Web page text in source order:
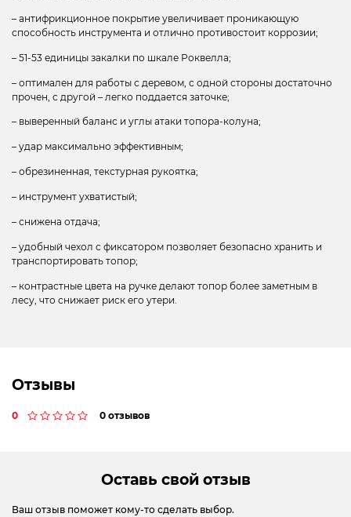
– антифрикционное покрытие увеличивает проникающую
способность инструмента и отлично противостоит коррозии;
– 51-53 единицы закалки по шкале Роквелла;
– оптимален для работы с деревом, с одной стороны достаточно
прочен, с другой – легко поддается заточке;
– выверенный баланс и углы атаки топора-колуна;
– удар максимально эффективным;
– обрезиненная, текстурная рукоятка;
– инструмент ухватистый;
– снижена отдача;
– удобный чехол с фиксатором позволяет безопасно хранить и
транспортировать топор;
– контрастные цвета на ручке делают топор более заметным в
лесу, что снижает риск его утери.
Отзывы
0 0 отзывов
Оставь свой отзыв
Ваш отзыв поможет кому-то сделать выбор.